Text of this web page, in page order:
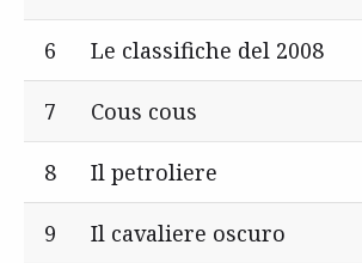
6 Le classifiche del 2008
7 Cous cous
8 Il petroliere
9 Il cavaliere oscuro